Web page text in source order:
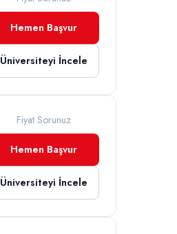
Hemen Başvur
Üniversiteyi İncele
Fiyat Sorunuz
Hemen Başvur
Üniversiteyi İncele